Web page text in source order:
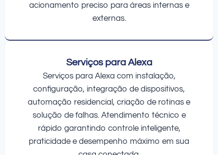
acionamento preciso para áreas internas e
externas.
Serviços para Alexa
Serviços para Alexa com instalação,
configuração, integração de dispositivos,
automação residencial, criação de rotinas e
solução de falhas. Atendimento técnico e
rápido garantindo controle inteligente,
praticidade e desempenho máximo em sua